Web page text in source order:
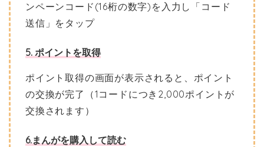
ンペーンコード(16桁の数字)を入力し「コード
送信」をタップ
5. ポイントを取得
ポイント取得の画面が表示されると、ポイント
の交換が完了（1コードにつき2,000ポイントが
交換されます）
6.まんがを購入して読む